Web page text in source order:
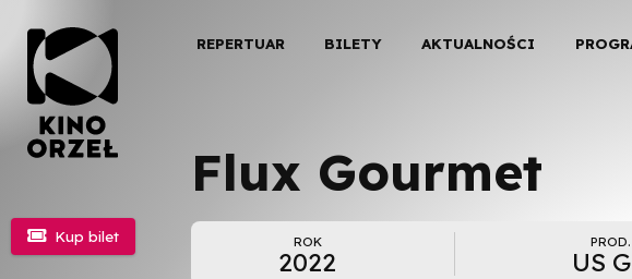
REPERTUAR BILETY AKTUALNOŚCI
Flux Gourmet
ROK
2022
PROD.
US
 Kup bilet